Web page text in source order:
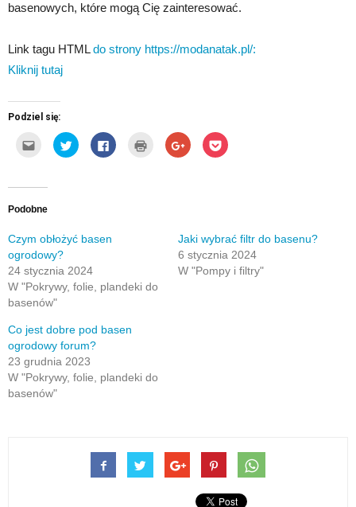
basenowych, które mogą Cię zainteresować.
Link tagu HTMLdo strony https://modanatak.pl/:
Kliknij tutaj
Podziel się:
Kliknij,
wysłać
znajomego
e-
w
nowym
oknie)
Udostępnij
na
Twitterze(Otwiera
Click
to
Kliknij
wydrukować(Otwiera
Click
to
share
Click
to
Podobne
Czym obłożyć basen
ogrodowy?
24 stycznia 2024
W "Pokrywy, folie, plandeki do
basenów"
Jaki wybrać filtr do basenu?
6 stycznia 2024
W "Pompy i filtry"
Co jest dobre pod basen
ogrodowy forum?
23 grudnia 2023
W "Pokrywy, folie, plandeki do
basenów"